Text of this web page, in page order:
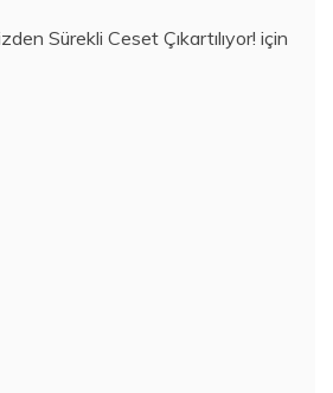
Sürekli Ceset Çıkartılıyor! için